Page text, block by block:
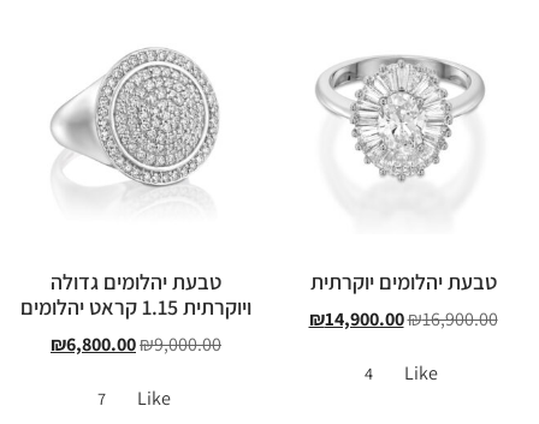
טבעת יהלומים יוקרתית
₪16,900.00
₪14,900.00
Like
4
טבעת יהלומים גדולה
ויוקרתית 1.15 קראט יהלומים
₪9,000.00
₪6,800.00
Like
7